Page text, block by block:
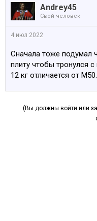
Andrey45
Свой человек
4 июл 2022
Сначала тоже подумал
плиту чтобы тронулся
12 кг отличается от М50.
(Вы должны войти или